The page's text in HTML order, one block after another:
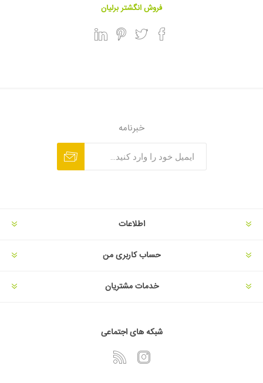
فروش انگشتر برلیان
خبرنامه
اطلاعات
حساب کاربری من
خدمات مشتریان
شبکه های اجتماعی